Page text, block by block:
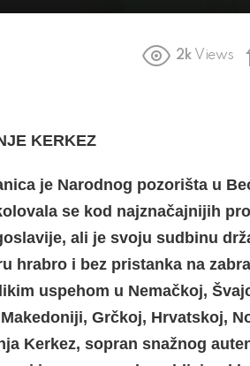
2k Views
KERKEZ
je Narodnog pozorišta u
se kod najznačajnijih
ali je svoju sudbinu
hrabro i bez pristanka na
uspehom u Nemačkoj,
Grčkoj, Hrvatskoj,
Kerkez, sopran snažnog